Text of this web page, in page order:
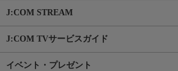
J:COM STREAM
J:COM TVサービスガイド
イベント・プレゼント